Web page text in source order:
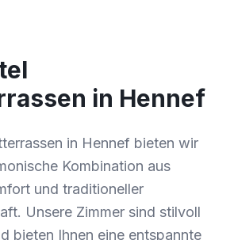
in Hennef
in Hennef bieten wir
Kombination aus
und traditioneller
Unsere Zimmer sind stilvoll
bieten Ihnen eine entspannte